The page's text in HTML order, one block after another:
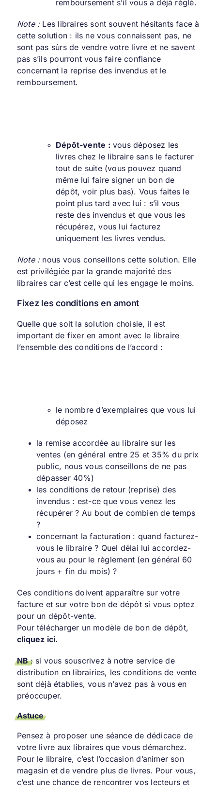
remboursement s’il vous a déjà réglé.
Note :Les libraires sont souvent hésitants face à
cette solution : ils ne vous connaissent pas, ne
sont pas sûrs de vendre votre livre et ne savent
pas s’ils pourront vous faire confiance
concernant la reprise des invendus et le
remboursement.
Dépôt-vente : vous déposez les
livres chez le libraire sans le facturer
tout de suite (vous pouvez quand
même lui faire signer un bon de
dépôt, voir plus bas). Vous faites le
point plus tard avec lui : s’il vous
reste des invendus et que vous les
récupérez, vous lui facturez
uniquement les livres vendus.
Note :nous vous conseillons cette solution. Elle
est privilégiée par la grande majorité des
libraires car c’est celle qui les engage le moins.
Fixez les conditions en amont
Quelle que soit la solution choisie, il est
important de fixer en amont avec le libraire
l’ensemble des conditions de l’accord :
le nombre d’exemplaires que vous lui
déposez
la remise accordée au libraire sur les
ventes (en général entre 25 et 35% du prix
public, nous vous conseillons de ne pas
dépasser 40%)
les conditions de retour (reprise) des
invendus : est-ce que vous venez les
récupérer ? Au bout de combien de temps
?
concernant la facturation : quand facturez-
vous le libraire ? Quel délai lui accordez-
vous au pour le règlement (en général 60
jours + fin du mois) ?
Ces conditions doivent apparaître sur votre
facture et sur votre bon de dépôt si vous optez
pour un dépôt-vente.
Pour télécharger un modèle de bon de dépôt,
cliquez ici.
NB: si vous souscrivez à notre service de
distribution en librairies, les conditions de vente
sont déjà établies, vous n’avez pas à vous en
préoccuper.
Astuce
Pensez à proposer une séance de dédicace de
votre livre aux libraires que vous démarchez.
Pour le libraire, c’est l’occasion d’animer son
magasin et de vendre plus de livres. Pour vous,
c’est une chance de rencontrer vos lecteurs et